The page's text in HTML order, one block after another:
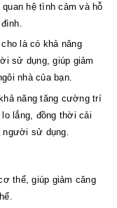
hệ tình cảm và hỗ
là có khả năng
sử dụng, giúp giảm
nhà của bạn.
năng tăng cường trí
lắng, đồng thời cải
sử dụng.
thể, giúp giảm căng